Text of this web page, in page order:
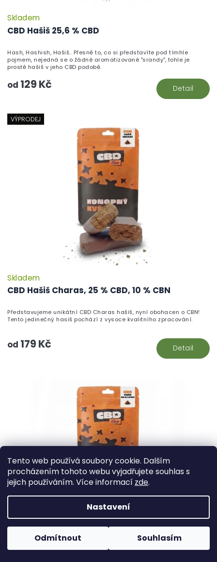
Tento web používá soubory cookie. Dalším
procházením tohoto webu vyjadřujete souhlas s
jejich používáním. Více informací zde.
Nastavení
Odmítnout Souhlasím
CBD Hašiš 25,6 % CBD
Skladem
od 129 Kč Detail
Hash, Hashish, Hašiš.. Přesně to, co si představíte pod tímhle
pojmem, nejedná se o žádné aromatizované "srandy", tohle je
prostě hašiš v jeho CBD podobě.
VÝPRODEJ
CBD Hašiš Charas, 25 % CBD, 10 % CBN
Skladem
od 179 Kč Detail
Představujeme unikátní CBD Charas hašiš, nyní obohacen o CBN!
Tento jedinečný hasiš pochází z vysoce kvalitního zpracování.
CBD Hašiš Ice-O-Lator 10,18 % CBD
Skladem